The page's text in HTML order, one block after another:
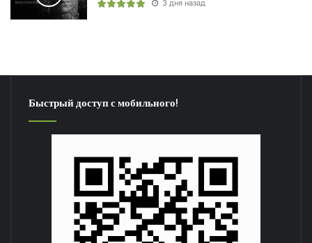
3 дня назад
Быстрый доступ с мобильного!